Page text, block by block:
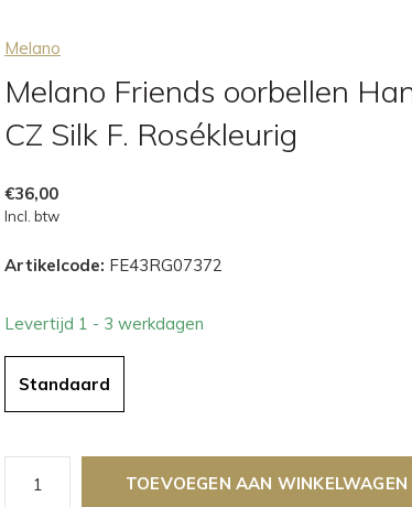
Melano
Melano Friends oorbellen
CZ Silk F. Rosékleurig
€36,00
Incl. btw
Artikelcode: FE43RG07372
Levertijd 1 - 3 werkdagen
Standaard
TOEVOEGEN AAN WINKELWAGEN